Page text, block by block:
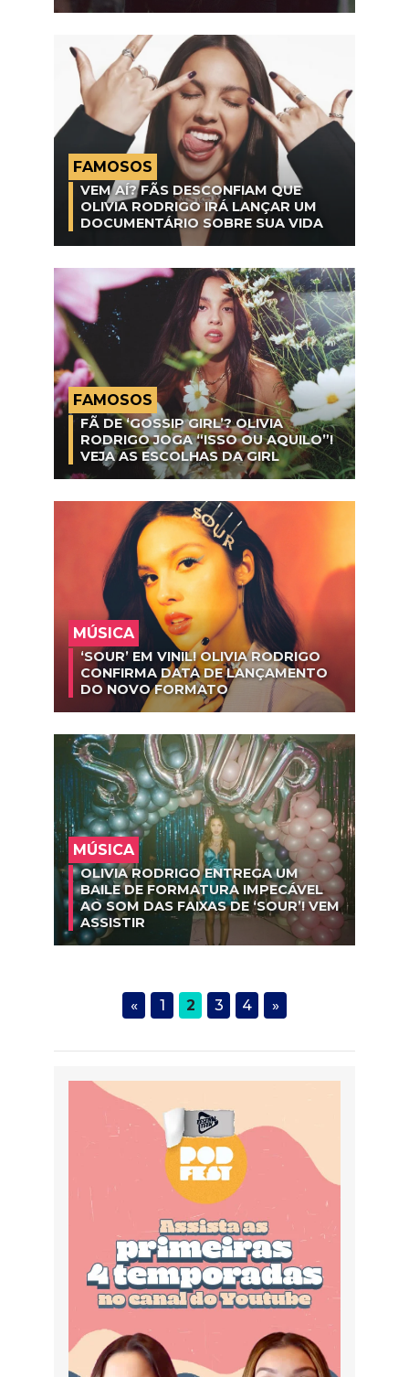
FAMOSOS
VEM AÍ? FÃS DESCONFIAM QUE
OLIVIA RODRIGO IRÁ LANÇAR UM
DOCUMENTÁRIO SOBRE SUA VIDA
FAMOSOS
FÃ DE ‘GOSSIP GIRL’? OLIVIA
RODRIGO JOGA “ISSO OU AQUILO”!
VEJA AS ESCOLHAS DA GIRL
MÚSICA
‘SOUR’ EM VINIL! OLIVIA RODRIGO
CONFIRMA DATA DE LANÇAMENTO
DO NOVO FORMATO
MÚSICA
OLIVIA RODRIGO ENTREGA UM
BAILE DE FORMATURA IMPECÁVEL
AO SOM DAS FAIXAS DE ‘SOUR’! VEM
ASSISTIR
« 1 2 3 4 »